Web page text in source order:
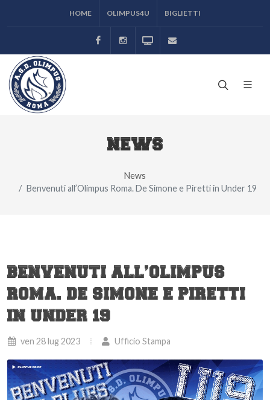
HOME OLIMPUS4U BIGLIETTI
FacebookInstagramOdeon TV
NEWS
News
Benvenuti all’Olimpus Roma. De Simone e Piretti in Under 19
BENVENUTI ALL’OLIMPUS
ROMA. DE SIMONE E PIRETTI
IN UNDER 19
ven 28 lug 2023 Ufficio Stampa